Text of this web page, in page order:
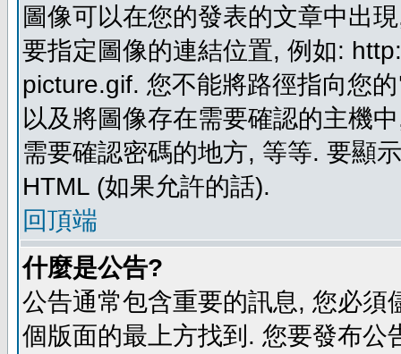
圖像可以在您的發表的文章中出
要指定圖像的連結位置, 例如:
picture.gif. 您不能將路徑指向您
以及將圖像存在需要確認的主機
需要確認密碼的地方, 等等. 要顯
HTML (如果允許的話).
回頂端
什麼是公告?
公告通常包含重要的訊息, 您必
個版面的最上方找到. 您要發布